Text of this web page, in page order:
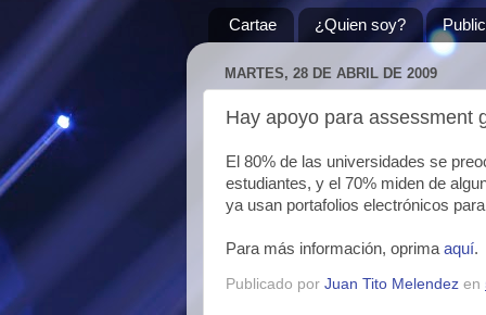
Cartae ¿Quien soy?
MARTES, 28 DE ABRIL DE 2009
Hay apoyo para assessment
El 80% de las universidades se
estudiantes, y el 70% miden de
ya usan portafolios electrónicos
Para más información, oprima aquí.
Publicado por Juan Tito Melendez en